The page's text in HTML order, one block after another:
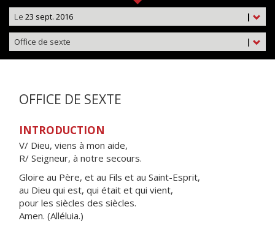
|
Le 23 sept. 2016
|
Office de sexte
OFFICE DE SEXTE
INTRODUCTION
V/ Dieu, viens à mon aide,
R/ Seigneur, à notre secours.
Gloire au Père, et au Fils et au Saint-Esprit,
au Dieu qui est, qui était et qui vient,
pour les siècles des siècles.
Amen. (Alléluia.)